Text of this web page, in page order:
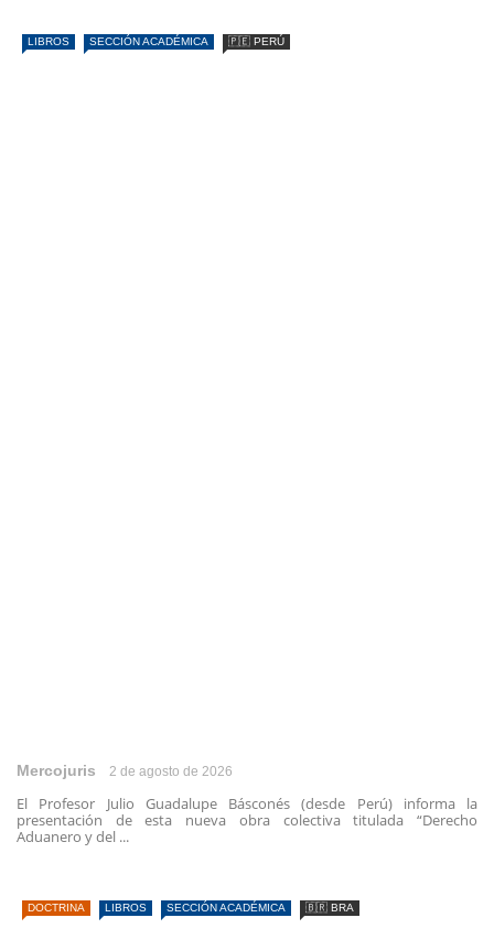
LIBROS SECCIÓN ACADÉMICA 🇵🇪 PERÚ
Mercojuris 2 de agosto de 2026
El Profesor Julio Guadalupe Básconés (desde Perú) informa la
presentación de esta nueva obra colectiva titulada “Derecho
Aduanero y del ...
DOCTRINA LIBROS SECCIÓN ACADÉMICA 🇧🇷 BRA